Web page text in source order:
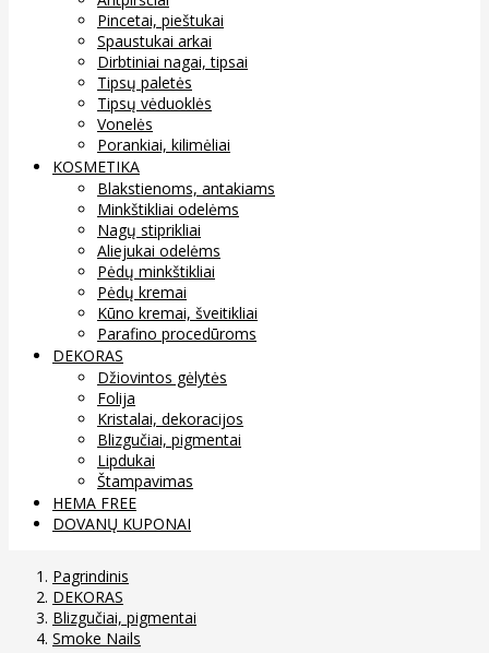
Pincetai, pieštukai
Spaustukai arkai
Dirbtiniai nagai, tipsai
Tipsų paletės
Tipsų vėduoklės
Vonelės
Porankiai, kilimėliai
KOSMETIKA
Blakstienoms, antakiams
Minkštikliai odelėms
Nagų stiprikliai
Aliejukai odelėms
Pėdų minkštikliai
Pėdų kremai
Kūno kremai, šveitikliai
Parafino procedūroms
DEKORAS
Džiovintos gėlytės
Folija
Kristalai, dekoracijos
Blizgučiai, pigmentai
Lipdukai
Štampavimas
HEMA FREE
DOVANŲ KUPONAI
Pagrindinis
DEKORAS
Blizgučiai, pigmentai
Smoke Nails